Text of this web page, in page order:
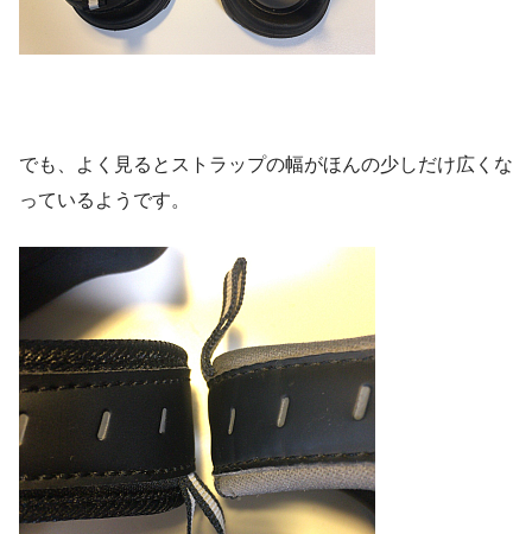
でも、よく見るとストラップの幅がほんの少しだけ広くな
っているようです。